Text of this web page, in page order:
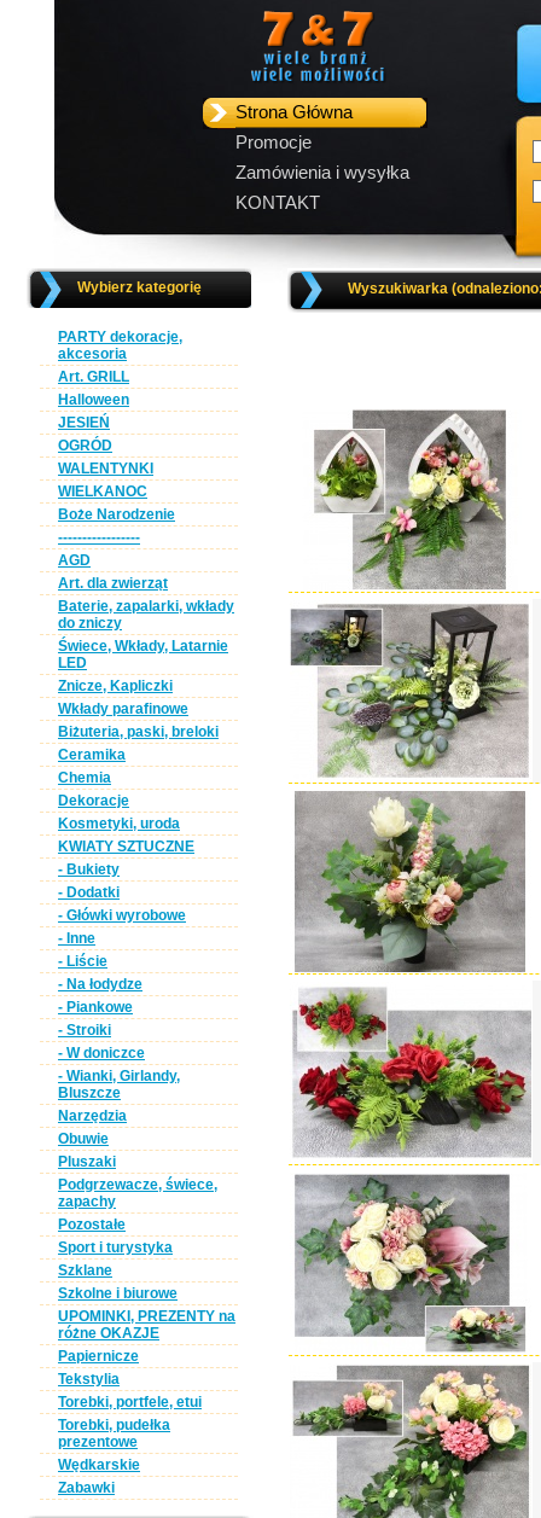
Strona Główna
Promocje
Zamówienia i wysyłka
KONTAKT
Wybierz kategorię
PARTY dekoracje,
akcesoria
Art. GRILL
Halloween
JESIEŃ
OGRÓD
WALENTYNKI
WIELKANOC
Boże Narodzenie
-----------------
AGD
Art. dla zwierząt
Baterie, zapalarki, wkłady
do zniczy
Świece, Wkłady, Latarnie
LED
Znicze, Kapliczki
Wkłady parafinowe
Biżuteria, paski, breloki
Ceramika
Chemia
Dekoracje
Kosmetyki, uroda
KWIATY SZTUCZNE
- Bukiety
- Dodatki
- Główki wyrobowe
- Inne
- Liście
- Na łodydze
- Piankowe
- Stroiki
- W doniczce
- Wianki, Girlandy,
Bluszcze
Narzędzia
Obuwie
Pluszaki
Podgrzewacze, świece,
zapachy
Pozostałe
Sport i turystyka
Szklane
Szkolne i biurowe
UPOMINKI, PREZENTY na
różne OKAZJE
Papiernicze
Tekstylia
Torebki, portfele, etui
Torebki, pudełka
prezentowe
Wędkarskie
Zabawki
Wyszukiwarka